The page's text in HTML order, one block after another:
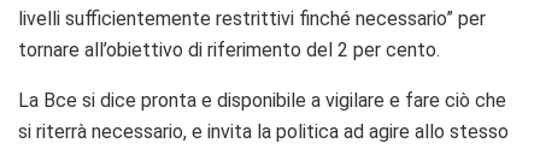
livelli sufficientemente restrittivi finché necessario” per
tornare all’obiettivo di riferimento del 2 per cento.
La Bce si dice pronta e disponibile a vigilare e fare ciò che
si riterrà necessario, e invita la politica ad agire allo stesso